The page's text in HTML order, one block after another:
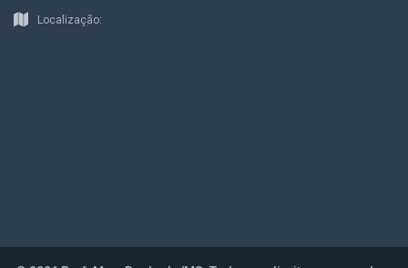
Localização: